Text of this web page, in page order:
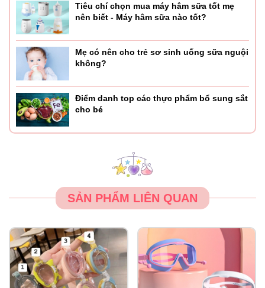
Tiêu chí chọn mua máy hâm sữa tốt mẹ
nên biết - Máy hâm sữa nào tốt?
Mẹ có nên cho trẻ sơ sinh uống sữa nguội
không?
Điểm danh top các thực phẩm bổ sung sắt
cho bé
SẢN PHẨM LIÊN QUAN